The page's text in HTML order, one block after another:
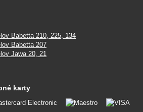
Babetta 210, 225, 134
Babetta 207
Jawa 20, 21
karty